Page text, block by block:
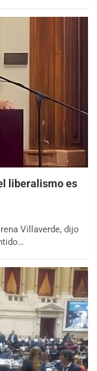
liberalismo es
Villaverde, dijo